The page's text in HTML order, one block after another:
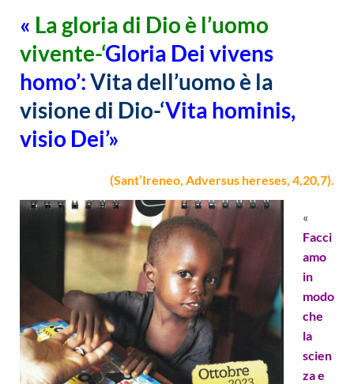
« La gloria di Dio è l’uomo
vivente-‘Gloria Dei vivens
homo’:Vita dell’uomo è la
visione di Dio-‘Vita hominis,
visio Dei’»
(Sant’Ireneo, Adversus hereses, 4,20,7).
«
Facci
amo
in
modo
che
la
scien
za e